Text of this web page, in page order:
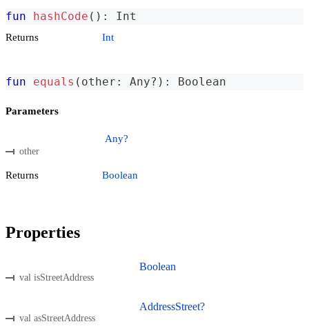
fun hashCode ( ) : Int
Returns Int
fun equals ( other : Any? ) : Boolean
Parameters
other
Any?
Returns Boolean
Properties
val isStreetAddress
Boolean
val asStreetAddress
AddressStreet?